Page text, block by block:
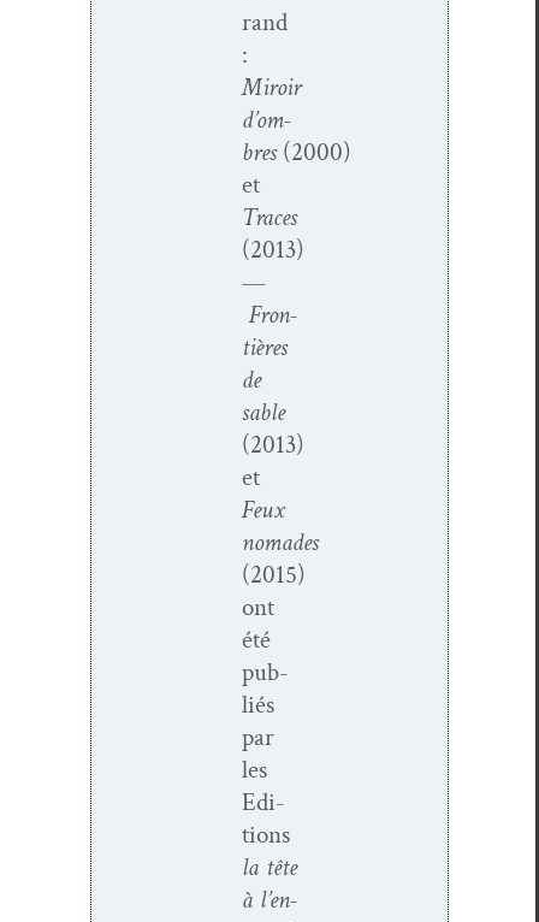
rand
:
Miroir
d’om­
bres(2000)
et
Traces
(2013)
—
Fron­
tières
de
sable
(2013)
et
Feux
nomades
(2015)
ont
été
pub­
liés
par
les
Edi­
tions
la tête
à l’en­